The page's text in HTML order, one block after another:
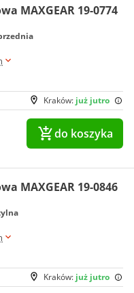
MAXGEAR 19-0774
Kraków: już jutro
do koszyka
MAXGEAR 19-0846
Kraków: już jutro